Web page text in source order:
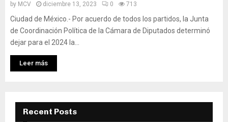
by MCV diciembre 13, 2023 0 713
Ciudad de México.- Por acuerdo de todos los partidos, la Junta
de Coordinación Política de la Cámara de Diputados determinó
dejar para el 2024 la...
Leer más
Recent Posts